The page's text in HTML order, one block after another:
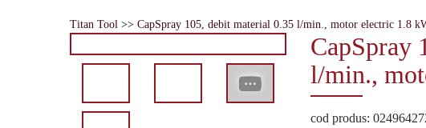
Titan Tool >> CapSpray 105, debit material 0.35 l/min., motor electric 1.8
CapSpray
l/min.,
cod produs: